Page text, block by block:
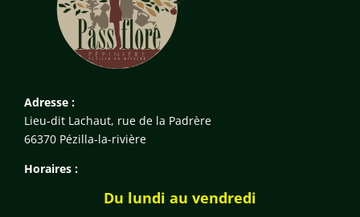
Adresse :
Lieu-dit Lachaut, rue de la Padrère
66370 Pézilla-la-rivière
Horaires :
Du lundi au vendredi